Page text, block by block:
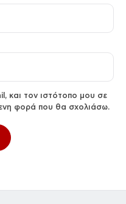
και τον ιστότοπο μου σε
φορά που θα σχολιάσω.